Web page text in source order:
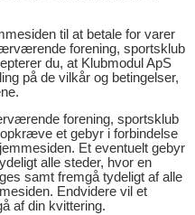
til at betale for varer
forening, sportsklub
du, at Klubmodul ApS
på de vilkår og betingelser,
forening, sportsklub
et gebyr i forbindelse
Et eventuelt gebyr
alle steder, hvor en
samt fremgå tydeligt af alle
Endvidere vil et
af din kvittering.